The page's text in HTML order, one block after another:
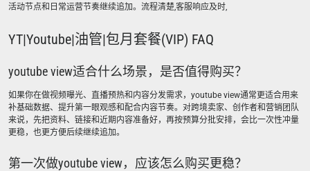
活动节点和日常运营节奏继续追加。流程清楚,客服响应及时,
YT|Youtube|油管|包月套餐(VIP) FAQ
youtube view适合什么场景，是否值得购买？
如果你在做视频曝光、直播预热和内容分发需求，youtube view通常更适合用来
补基础数据、提升第一眼观感和配合内容节奏。对跨境卖家、创作者和营销团队
来说，先把资料、链接和近期内容准备好，再按预算分批安排，会比一次性冲量
更稳，也更方便后续继续追加。
第一次做youtube view，应该怎么购买更稳？